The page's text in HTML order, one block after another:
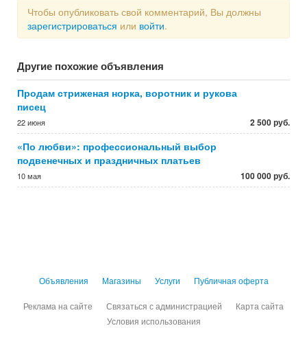
Чтобы опубликовать свой комментарий, Вы должны
зарегистрироваться или войти.
Другие похожие объявления
Продам стриженая норка, воротник и рукова
писец
22 июня 2 500 руб.
«По любви»: профессиональный выбор
подвенечных и праздничных платьев
10 мая 100 000 руб.
Объявления Магазины Услуги Публичная оферта
Реклама на сайте Связаться с администрацией
Карта сайта
Условия использования